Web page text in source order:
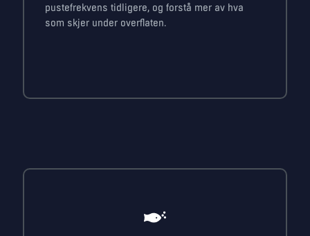
pustefrekvens tidligere, og forstå mer av hva
som skjer under overflaten.